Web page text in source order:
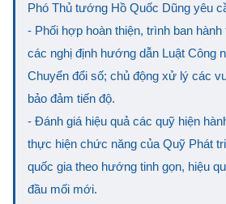
Phó Thủ tướng Hồ Quốc Dũng yêu
- Phối hợp hoàn thiện, trình ban hành
các nghị định hướng dẫn Luật Công
Chuyển đổi số; chủ động xử lý các
bảo đảm tiến độ.
- Đánh giá hiệu quả các quỹ hiện
thực hiện chức năng của Quỹ Phát
quốc gia theo hướng tinh gọn, hiệu
đầu mối mới.